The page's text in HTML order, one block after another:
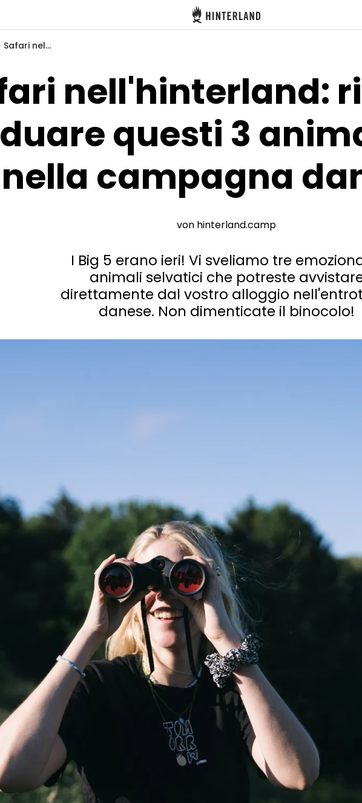
Hinterland
Safari nell'hinterland: riuscite a individuare questi 3 animali selvatici nella campagna danese?
nell'hinterland:
questi 3
nella campagna
von hinterland.camp
I Big 5 erano ieri! Vi sveliamo tre
animali selvatici che potreste
direttamente dal vostro alloggio
danese. Non dimenticate il binocolo!